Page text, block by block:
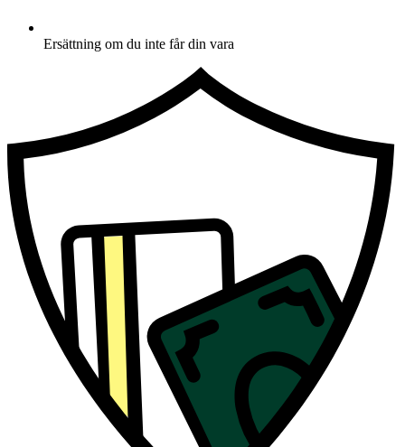
Ersättning om du inte får din vara